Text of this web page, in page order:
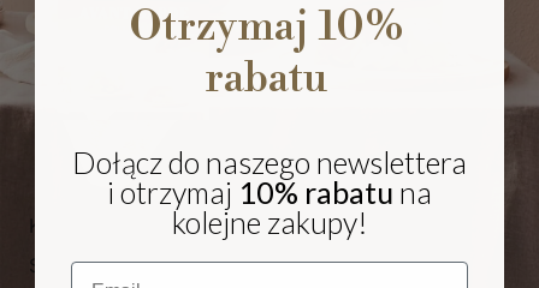
Kieliszki i pokale
Szklanki
Otrzymaj 10%
rabatu
Dołącz do naszego newslettera
i otrzymaj 10% rabatu na
kolejne zakupy!
Email